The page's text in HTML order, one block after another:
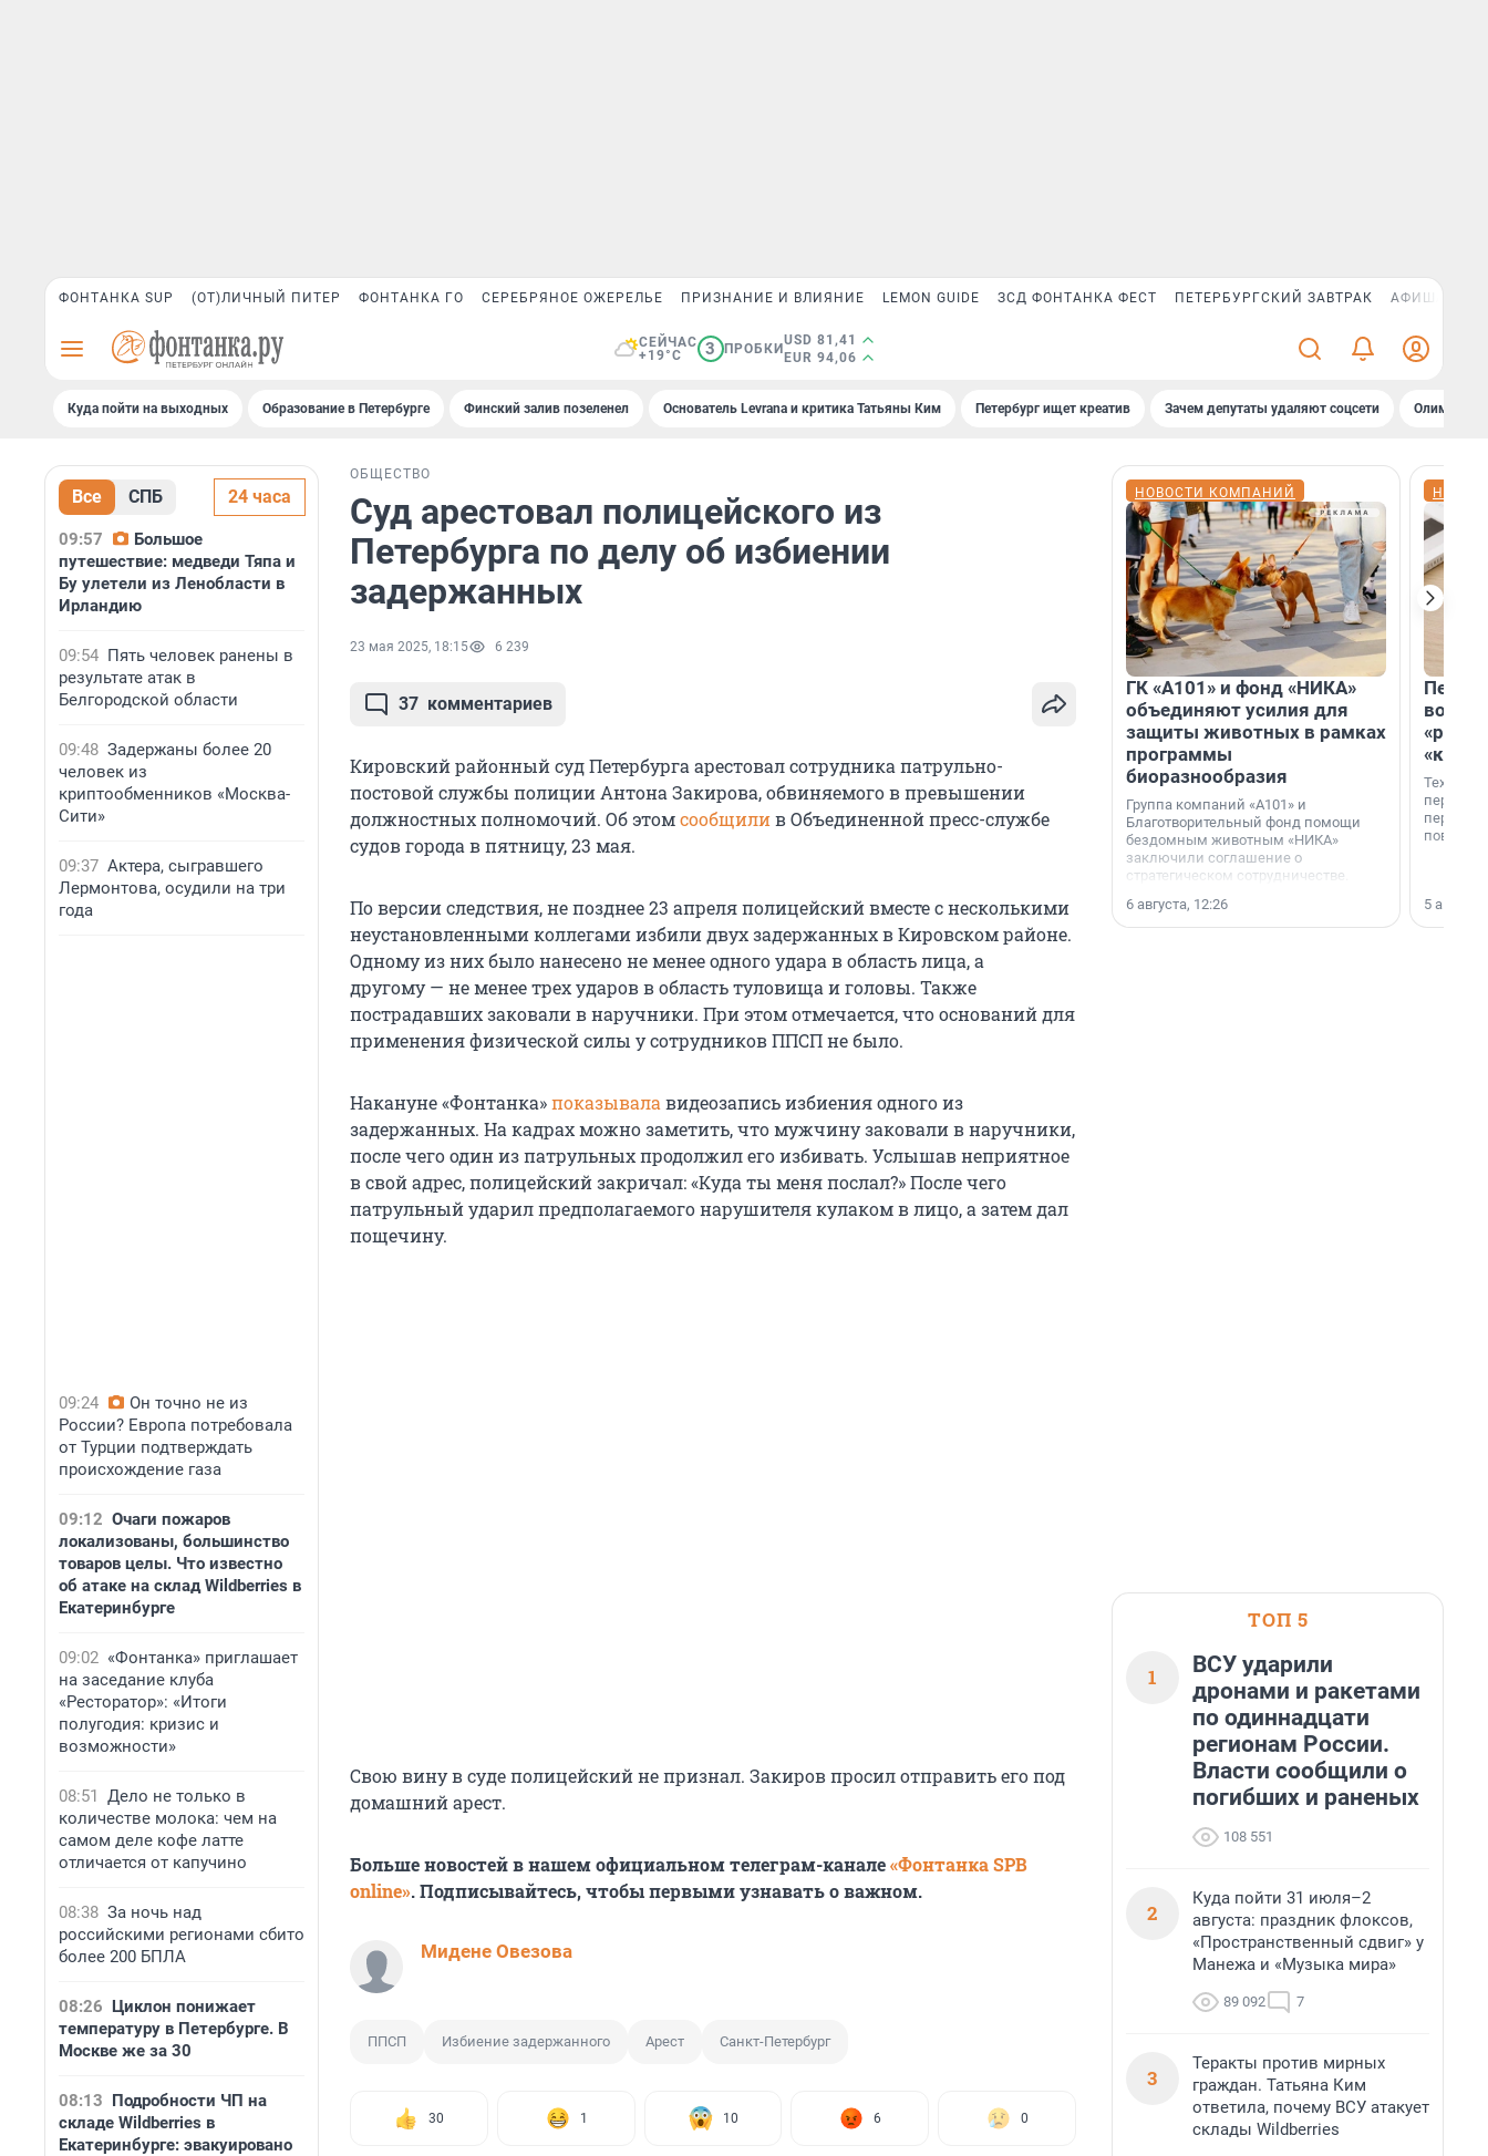
ФОНТАНКА SUP (ОТ)ЛИЧНЫЙ ПИТЕР ФОНТАНКА ГО СЕРЕБРЯНОЕ ОЖЕРЕЛЬЕ ПРИЗНАНИЕ И ВЛИЯНИЕ LEMON GUIDE ЗСД ФОНТАНКА ФЕСТ ПЕТЕРБУРГСКИЙ ЗАВТРАК АФИША PLUS
СЕЙЧАС
+19°C
3 ПРОБКИ
USD 81,41
EUR 94,06
Куда пойти на выходных Образование в Петербурге Финский залив позеленел Основатель Levrana и критика Татьяны Ким Петербург ищет креатив Зачем депутаты удаляют соцсети
Все СПБ 24 часа
09:57
Большое
путешествие: медведи Тяпа и
Бу улетели из Ленобласти в
Ирландию
09:54 Пять человек ранены в
результате атак в
Белгородской области
09:48 Задержаны более 20
человек из
криптообменников «Москва-
Сити»
09:37 Актера, сыгравшего
Лермонтова, осудили на три
года
09:24
Он точно не из
России? Европа потребовала
от Турции подтверждать
происхождение газа
09:12 Очаги пожаров
локализованы, большинство
товаров целы. Что известно
об атаке на склад Wildberries в
Екатеринбурге
09:02 «Фонтанка» приглашает
на заседание клуба
«Ресторатор»: «Итоги
полугодия: кризис и
возможности»
08:51 Дело не только в
количестве молока: чем на
самом деле кофе латте
отличается от капучино
08:38 За ночь над
российскими регионами сбито
более 200 БПЛА
08:26 Циклон понижает
температуру в Петербурге. В
Москве же за 30
08:13 Подробности ЧП на
складе Wildberries в
Екатеринбурге: эвакуировано
ОБЩЕСТВО
Суд арестовал полицейского из
Петербурга по делу об избиении
задержанных
23 мая 2025, 18:15 6 239
37 комментариев
Кировский районный суд Петербурга арестовал сотрудника патрульно-
постовой службы полиции Антона Закирова, обвиняемого в превышении
должностных полномочий. Об этомсообщилив Объединенной пресс-службе
судов города в пятницу, 23 мая.
По версии следствия, не позднее 23 апреля полицейский вместе с несколькими
неустановленными коллегами избили двух задержанных в Кировском районе.
Одному из них было нанесено не менее одного удара в область лица, а
другому — не менее трех ударов в область туловища и головы. Также
пострадавших заковали в наручники. При этом отмечается, что оснований для
применения физической силы у сотрудников ППСП не было.
Накануне «Фонтанка»показывала видеозапись избиения одного из
задержанных. На кадрах можно заметить, что мужчину заковали в наручники,
после чего один из патрульных продолжил его избивать. Услышав неприятное
в свой адрес, полицейский закричал: «Куда ты меня послал?» После чего
патрульный ударил предполагаемого нарушителя кулаком в лицо, а затем дал
пощечину.
Свою вину в суде полицейский не признал. Закиров просил отправить его под
домашний арест.
Больше новостей в нашем официальном телеграм-канале«Фонтанка SPB
online». Подписывайтесь, чтобы первыми узнавать о важном.
Мидене Овезова
ППСП Избиение задержанного Арест Санкт-Петербург
30 1 10 6 0
НОВОСТИ КОМПАНИЙ
ГК «А101» и фонд «НИКА»
объединяют усилия для
защиты животных в рамках
программы
биоразнообразия
Группа компаний «А101» и
Благотворительный фонд помощи
бездомным животным «НИКА»
заключили соглашение о
стратегическом сотрудничестве.
6 августа, 12:26
5
ТОП 5
1
ВСУ ударили
дронами и ракетами
по одиннадцати
регионам России.
Власти сообщили о
погибших и раненых
108 551
2
Куда пойти 31 июля–2
августа: праздник флоксов,
«Пространственный сдвиг» у
Манежа и «Музыка мира»
89 092 7
3
Теракты против мирных
граждан. Татьяна Ким
ответила, почему ВСУ атакует
склады Wildberries